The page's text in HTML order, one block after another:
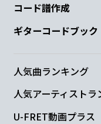
コード譜作成
ギターコードブック
人気曲ランキング
人気アーティストラ
U-FRET動画プラス